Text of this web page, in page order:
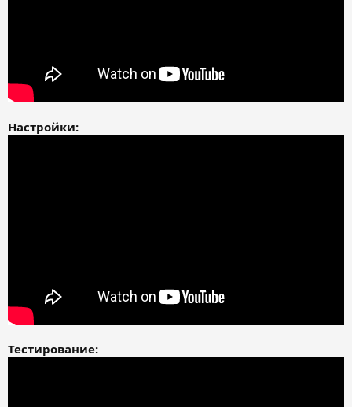
Настройки:
Тестирование: